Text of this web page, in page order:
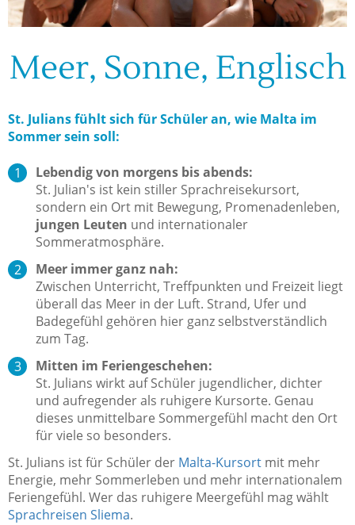
Meer, Sonne, Englisch
St. Julians fühlt sich für Schüler an, wie Malta im
Sommer sein soll:
Lebendig von morgens bis abends:
​St. Julian's ist kein stiller Sprachreisekursort,
sondern ein Ort mit Bewegung, Promenadenleben,
jungen Leuten und internationaler
Sommeratmosphäre.
Meer immer ganz nah:
Zwischen Unterricht, Treffpunkten und Freizeit liegt
überall das Meer in der Luft. Strand, Ufer und
Badegefühl gehören hier ganz selbstverständlich
zum Tag.
Mitten im Feriengeschehen:
St. Julians wirkt auf Schüler jugendlicher, dichter
und aufregender als ruhigere Kursorte. Genau
dieses unmittelbare Sommergefühl macht den Ort
für viele so besonders.
St. Julians ist für Schüler der Malta-Kursort mit mehr
Energie, mehr Sommerleben und mehr internationalem
Feriengefühl. Wer das ruhigere Meergefühl mag wählt
Sprachreisen Sliema.